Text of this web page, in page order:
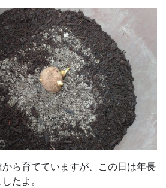
ら育てていますが、この日は年長
たよ。